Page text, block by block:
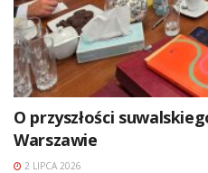
O przyszłości
Warszawie
2 LIPCA 2026